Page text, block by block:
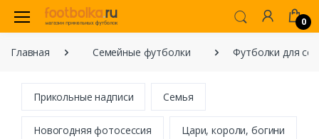
0
Главная Семейные футболки Футболки для
Прикольные надписи Семья
Новогодняя фотосессия Цари, короли, богини